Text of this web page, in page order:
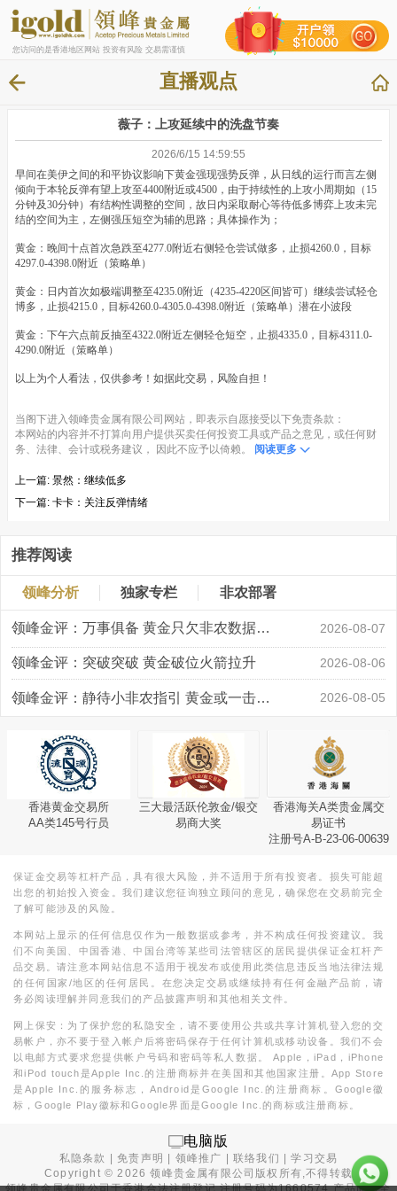
您访问的是香港地区网站 投资有风险 交易需谨慎
直播观点
薇子：上攻延续中的洗盘节奏
2026/6/15 14:59:55
早间在美伊之间的和平协议影响下黄金强现强势反弹，从日线的运行而言左侧
倾向于本轮反弹有望上攻至4400附近或4500，由于持续性的上攻小周期如（15
分钟及30分钟）有结构性调整的空间，故日内采取耐心等待低多博弈上攻未完
结的空间为主，左侧强压短空为辅的思路；具体操作为；
黄金：晚间十点首次急跌至4277.0附近右侧轻仓尝试做多，止损4260.0，目标
4297.0-4398.0附近（策略单）
黄金：日内首次如极端调整至4235.0附近（4235-4220区间皆可）继续尝试轻仓
博多，止损4215.0，目标4260.0-4305.0-4398.0附近（策略单）潜在小波段
黄金：下午六点前反抽至4322.0附近左侧轻仓短空，止损4335.0，目标4311.0-
4290.0附近（策略单）
以上为个人看法，仅供参考！如据此交易，风险自担！
当阁下进入领峰贵金属有限公司网站，即表示自愿接受以下免责条款：
本网站的内容并不打算向用户提供买卖任何投资工具或产品之意见，或任何财
务、法律、会计或税务建议， 因此不应予以倚赖。
阅读更多
上一篇: 景然：继续低多
下一篇: 卡卡：关注反弹情绪
推荐阅读
领峰分析 独家专栏 非农部署
领峰金评：万事俱备 黄金只欠非农数据“东风” 2026-08-07
领峰金评：突破突破 黄金破位火箭拉升 2026-08-06
领峰金评：静待小非农指引 黄金或一击破局 2026-08-05
香港黄金交易所
AA类145号行员
三大最活跃伦敦金/银交
易商大奖
香港海关A类贵金属交
易证书
注册号A-B-23-06-00639
保证金交易等杠杆产品，具有很大风险，并不适用于所有投资者。损失可能超
出您的初始投入资金。我们建议您征询独立顾问的意见，确保您在交易前完全
了解可能涉及的风险。
本网站上显示的任何信息仅作为一般数据或参考，并不构成任何投资建议。我
们不向美国、中国香港、中国台湾等某些司法管辖区的居民提供保证金杠杆产
品交易。请注意本网站信息不适用于视发布或使用此类信息违反当地法律法规
的任何国家/地区的任何居民。在您决定交易或继续持有任何金融产品前，请
务必阅读理解并同意我们的产品披露声明和其他相关文件。
网上保安：为了保护您的私隐安全，请不要使用公共或共享计算机登入您的交
易帐户，亦不要于登入帐户后将密码保存于任何计算机或移动设备。我们不会
以电邮方式要求您提供帐户号码和密码等私人数据。 Apple，iPad，iPhone
和iPod touch是Apple Inc.的注册商标并在美国和其他国家注册。App Store
是Apple Inc.的服务标志，Android是Google Inc.的注册商标。Google徽
标，Google Play徽标和Google界面是Google Inc.的商标或注册商标。
电脑版
私隐条款 |免责声明 领峰推广 |联络我们 |学习交易
Copyright ©2026 领峰贵金属有限公司版权所有,不得转载
领峰贵金属有限公司于香港合法注册登记,注册号码为1660574,产品面向全